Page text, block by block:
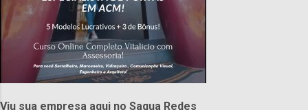
Viu sua empresa aqui no Saqua Redes